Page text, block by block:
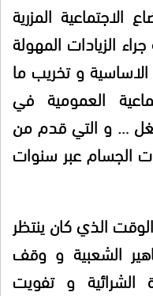
المزرية
الزيادات المهولة
و تخريب ما
العمومية في
… و التي قدم من
الجسام عبر سنوات
الذي كان ينتظر
الشعبية و وقف
الشرائية و تفويت